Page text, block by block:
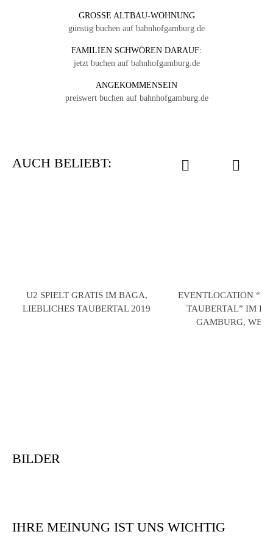
GROSSE ALTBAU-WOHNUNG
günstig buchen auf bahnhofgamburg.de
FAMILIEN SCHWÖREN DARAUF:
jetzt buchen auf bahnhofgamburg.de
ANGEKOMMENSEIN
preiswert buchen auf bahnhofgamburg.de
AUCH BELIEBT:
U2 SPIELT GRATIS IM BAGA,
LIEBLICHES TAUBERTAL 2019
EVENTLOCATION
TAUBERTAL” IM
GAMBURG,
BILDER
IHRE MEINUNG IST UNS WICHTIG